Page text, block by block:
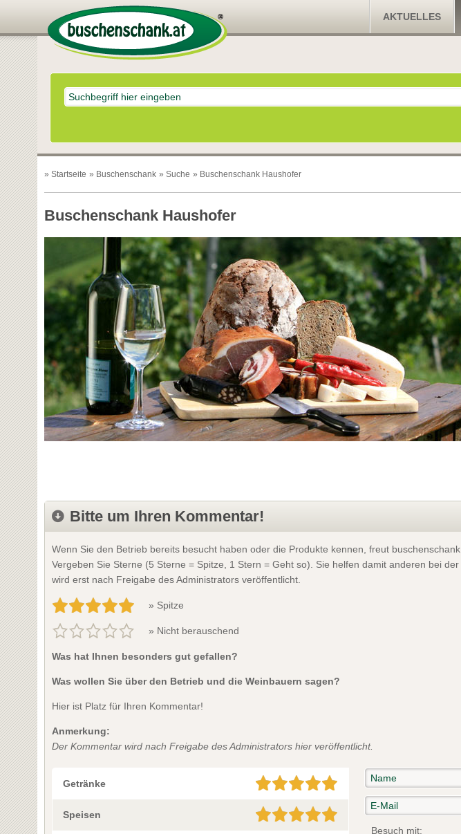
AKTUELLES
» Startseite » Buschenschank » Suche » Buschenschank Haushofer
Buschenschank Haushofer
Bitte um Ihren Kommentar!
Wenn Sie den Betrieb bereits besucht haben oder die Produkte kennen, freut
Vergeben Sie Sterne (5 Sterne = Spitze, 1 Stern = Geht so). Sie helfen damit anderen bei
wird erst nach Freigabe des Administrators veröffentlicht.
» Spitze
» Nicht berauschend
Was hat Ihnen besonders gut gefallen?
Was wollen Sie über den Betrieb und die Weinbauern sagen?
Hier ist Platz für Ihren Kommentar!
Anmerkung:
Der Kommentar wird nach Freigabe des Administrators hier veröffentlicht.
Getränke
Speisen
Besuch mit: